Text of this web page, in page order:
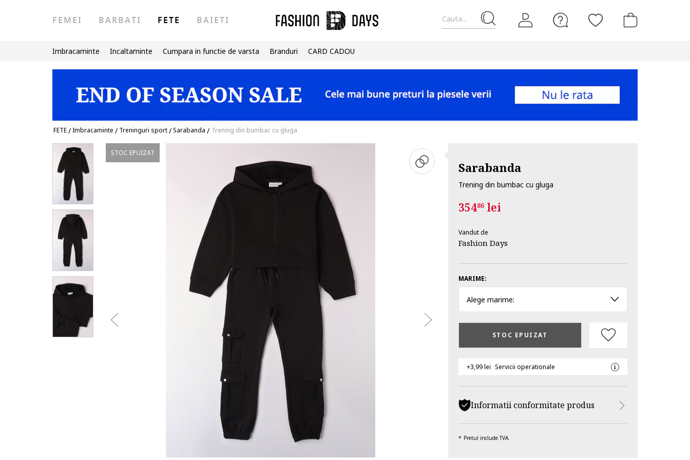
Cauta...
FEMEI BARBATI FETE BAIETI
Imbracaminte Incaltaminte Cumpara in functie de varsta Branduri CARD CADOU
FETE/Imbracaminte / Treninguri sport/Sarabanda / Trening din bumbac cu gluga
STOC EPUIZAT
Sarabanda
Trening din bumbac cu gluga
35486lei
Vandut de
Fashion Days
MARIME:
Alege marime:
STOC EPUIZAT
+3,99 lei Servicii operationale
Informatii conformitate produs
Pretul include TVA.